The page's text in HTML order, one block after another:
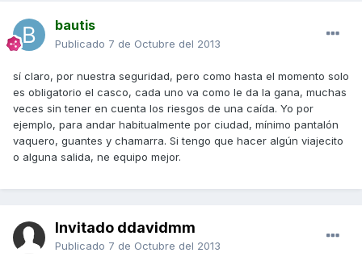
bautis
Publicado 7 de Octubre del 2013
sí claro, por nuestra seguridad, pero como hasta el momento solo
es obligatorio el casco, cada uno va como le da la gana, muchas
veces sin tener en cuenta los riesgos de una caída. Yo por
ejemplo, para andar habitualmente por ciudad, mínimo pantalón
vaquero, guantes y chamarra. Si tengo que hacer algún viajecito
o alguna salida, ne equipo mejor.
Invitado ddavidmm
Publicado 7 de Octubre del 2013